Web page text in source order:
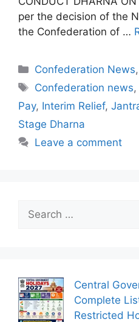
per the decision of the
the Confederation of …
Categories
Confederation News,
Tags
Confederation news,
Pay, Interim Relief,
Stage Dharna
Leave a comment
Search
for:
Central
Complete
Restricted